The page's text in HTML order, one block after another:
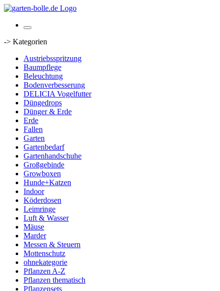
-> Kategorien
Austriebsspritzung
Baumpflege
Beleuchtung
Bodenverbesserung
DELICIA Vogelfutter
Düngedrops
Dünger & Erde
Erde
Fallen
Garten
Gartenbedarf
Gartenhandschuhe
Großgebinde
Growboxen
Hunde+Katzen
Indoor
Köderdosen
Leimringe
Luft & Wasser
Mäuse
Marder
Messen & Steuern
Mottenschutz
ohnekategorie
Pflanzen A-Z
Pflanzen thematisch
Pflanzensets